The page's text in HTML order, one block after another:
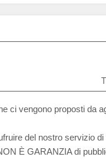
ci vengono proposti da
del nostro servizio
È GARANZIA di